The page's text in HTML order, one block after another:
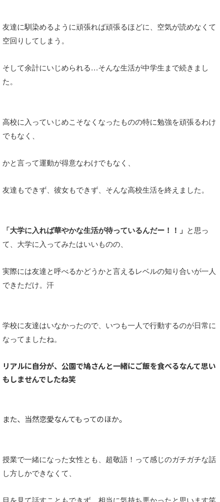
友達に馴染めるように頑張れば頑張るほどに、空気が読めなくて
空回りしてしまう。
そして余計にいじめられる…そんな生活が中学生まで続きまし
た。
高校に入っていじめこそなくなったものの特に勉強を頑張るわけ
でもなく、
かと言って運動が得意なわけでもなく、
友達もできず、彼女もできず、そんな高校生活を終えました。
「大学に入れば華やかな生活が待っているんだー！！」 と思っ
て、大学に入ってみたはいいものの、
実際には友達と呼べるかどうかと言えるレベルの知り合いが一人
できただけ。汗
学校に友達はいなかったので、いつも一人で行動するのが日常に
なってましたね。
リアルに自分が、公園で鳩さんと一緒にご飯を食べるなんて思い
もしませんでしたね笑
また、当然恋愛なんてもってのほか。
授業で一緒になった女性とも、超敬語！って感じのガチガチな話
し方しかできなくて、
目を見て話すこともできず、相当に気持ち悪かったと思います笑